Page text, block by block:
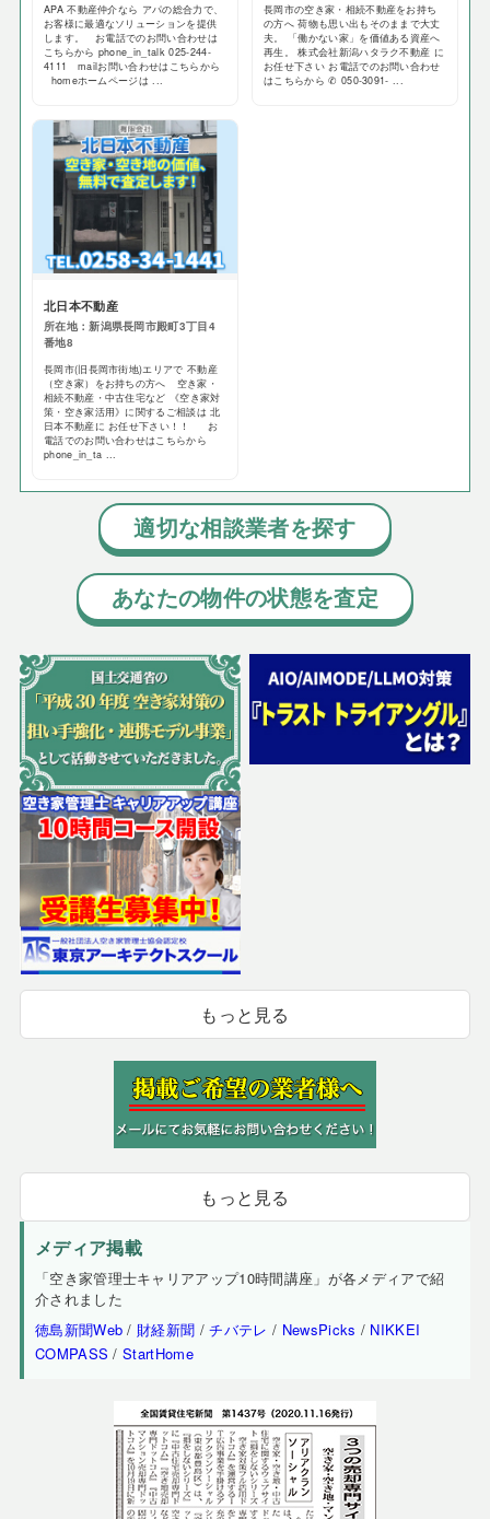
APA 不動産仲介なら アパの総合力で、
お客様に最適なソリューションを提供
します。 お電話でのお問い合わせは
こちらから phone_in_talk 025-244-
4111 mailお問い合わせはこちらから
homeホームページは ...
長岡市の空き家・相続不動産をお持ち
の方へ 荷物も思い出もそのままで大丈
夫。 「働かない家」を価値ある資産へ
再生。 株式会社新潟ハタラク不動産 に
お任せ下さい お電話でのお問い合わせ
はこちらから ✆ 050-3091- ...
北日本不動産
所在地：新潟県長岡市殿町3丁目4
番地8
長岡市(旧長岡市街地)エリアで 不動産
（空き家）をお持ちの方へ 空き家・
相続不動産・中古住宅など 《空き家対
策・空き家活用》に関するご相談は 北
日本不動産に お任せ下さい！！ お
電話でのお問い合わせはこちらから
phone_in_ta ...
適切な相談業者を探す
あなたの物件の状態を査定
もっと見る
もっと見る
メディア掲載
「空き家管理士キャリアアップ10時間講座」が各メディアで紹
介されました
徳島新聞Web / 財経新聞 /チバテレ / NewsPicks / NIKKEI
COMPASS /StartHome